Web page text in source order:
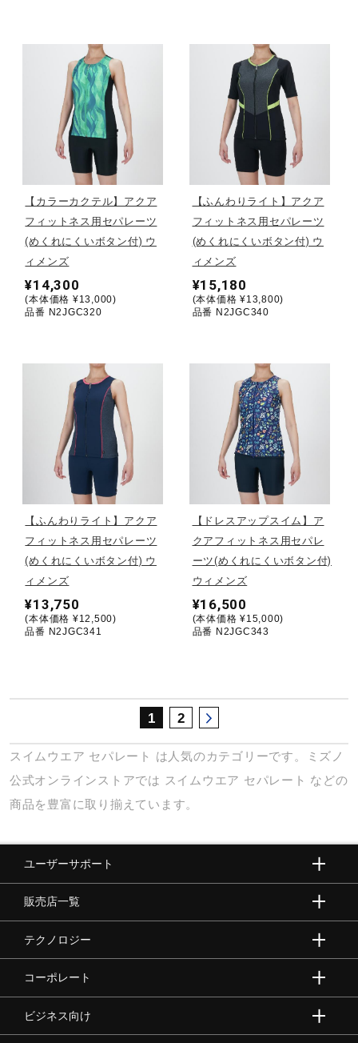
ジュニア／キッズ
メディカル
コラボ／ライセンス
セール
その他
直営店一覧
取扱店一覧
【カラーカクテル】アクア
フィットネス用セパレーツ
(めくれにくいボタン付) ウ
ィメンズ
¥14,300
(本体価格 ¥13,000)
品番 N2JGC320
【ふんわりライト】アクア
フィットネス用セパレーツ
(めくれにくいボタン付) ウ
ィメンズ
¥15,180
(本体価格 ¥13,800)
品番 N2JGC340
【ふんわりライト】アクア
フィットネス用セパレーツ
(めくれにくいボタン付) ウ
ィメンズ
¥13,750
(本体価格 ¥12,500)
品番 N2JGC341
【ドレスアップスイム】ア
クアフィットネス用セパレ
ーツ(めくれにくいボタン付)
ウィメンズ
¥16,500
(本体価格 ¥15,000)
品番 N2JGC343
1 2
スイムウエア セパレート
は人気のカテゴリーです。ミズノ
公式オンラインストアでは スイムウエア セパレート などの
商品を豊富に取り揃えています。
ユーザーサポート
販売店一覧
テクノロジー
コーポレート
ビジネス向け